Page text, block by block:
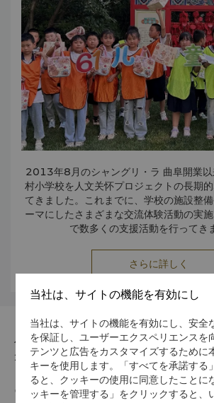
2013年8月のシャングリ・ラ 曲阜開業以
村小学校を人文关怀プロジェクトの長期
てきました。これまでに、学校の施設整
ーマにしたさまざまな交流体験活動の実
で数多くの支援活動を行ってき
2025年9月、農村学校の再編に伴い、白
職員は近隣の学校に分散しました。シャ
現地調査を経て、従来の白村小学校の児
春節期間中には、同学校の児童と教職員
き、儒家文化をテーマにした交流体験イ
の朗読」を開催しました
今回のイベントは、益海小学校の子ども
ルの宿泊客やボランティアとの交流を深
さらに詳しく
住所
273100 3 Chunqiu Road, Qufu, Shandong
電話番号
当社は、サイトの機能を有効にし
当社は、サイトの機能を有効にし、安全
を保証し、ユーザーエクスペリエンスを
テンツと広告をカスタマイズするために
キーを使用します。「すべてを承諾する
ると、クッキーの使用に同意したことに
ッキーを管理する」をクリックすると、